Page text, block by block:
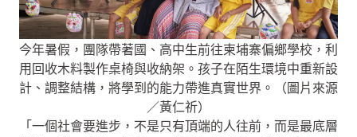
今年暑假，團隊帶著國、高中生前往柬埔寨偏鄉學校，利
用回收木料製作桌椅與收納架。孩子在陌生環境中重新設
計、調整結構，將學到的能力帶進真實世界。（圖片來源
／黃仁祈）
「一個社會要進步，不是只有頂端的人往前，而是最底層